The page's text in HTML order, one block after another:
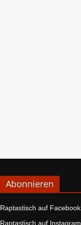
Abonnieren
Raptastisch auf Facebook
Raptastisch auf Instagram